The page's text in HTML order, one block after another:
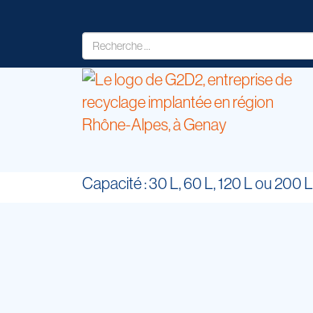
Capacité : 30 L, 60 L, 120 L ou 200 L